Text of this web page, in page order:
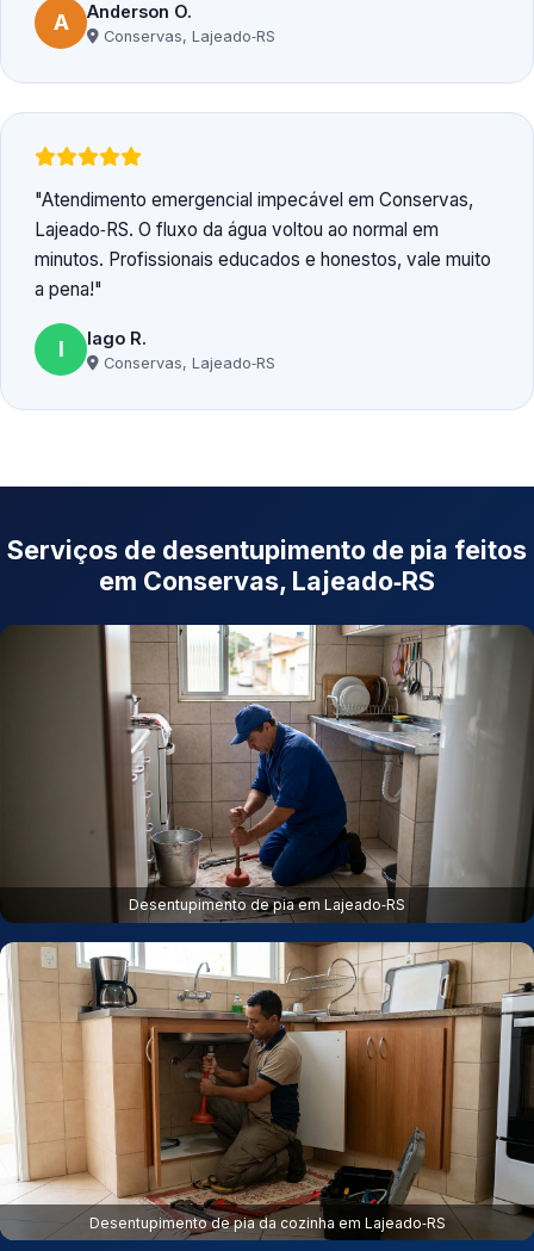
A Anderson O.
Conservas, Lajeado‑RS
Atendimento emergencial impecável em Conservas,
Lajeado‑RS. O fluxo da água voltou ao normal em
minutos. Profissionais educados e honestos, vale muito
a pena!
I Iago R.
Conservas, Lajeado‑RS
Serviços de desentupimento de pia feitos
em Conservas, Lajeado‑RS
Desentupimento de pia em Lajeado‑RS
Desentupimento de pia da cozinha em Lajeado‑RS